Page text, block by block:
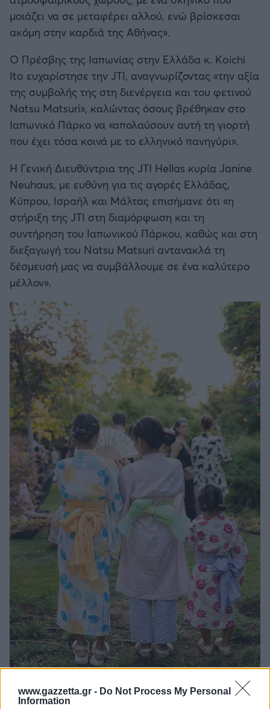
www.gazzetta.gr - Do Not Process My Personal
Information
μοιάζει να σε μεταφέρει αλλού, ενώ βρίσκεσαι
ακόμη στην καρδιά της Αθήνας».
Ο Πρέσβης της Ιαπωνίας στην Ελλάδα κ. Koichi
Ito ευχαρίστησε την JTI, αναγνωρίζοντας «την αξία
της συμβολής της στη διενέργεια και του φετινού
Natsu Matsuri», καλώντας όσους βρέθηκαν στο
Ιαπωνικό Πάρκο να «απολαύσουν αυτή τη γιορτή
που έχει τόσα κοινά με το ελληνικό πανηγύρι».
H Γενική Διευθύντρια της JTI Hellas κυρία Janine
Neuhaus, με ευθύνη για τις αγορές Ελλάδας,
Κύπρου, Ισραήλ και Μάλτας επισήμανε ότι «η
στήριξη της JTI στη διαμόρφωση και τη
συντήρηση του Ιαπωνικού Πάρκου, καθώς και στη
διεξαγωγή του Natsu Matsuri αντανακλά τη
δέσμευσή μας να συμβάλλουμε σε ένα καλύτερο
μέλλον».
Η υποστήριξη του Natsu Matsuri αποτυπώνει τη